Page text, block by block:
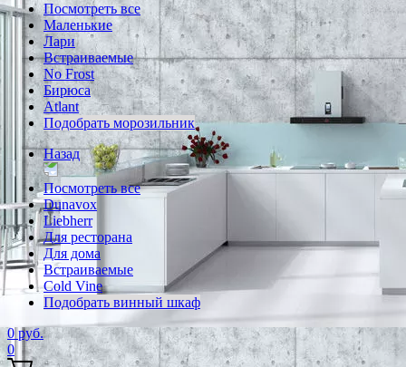
Посмотреть все
Маленькие
Лари
Встраиваемые
No Frost
Бирюса
Atlant
Подобрать морозильник
Назад
Посмотреть все
Dunavox
Liebherr
Для ресторана
Для дома
Встраиваемые
Cold Vine
Подобрать винный шкаф
0 руб.
0